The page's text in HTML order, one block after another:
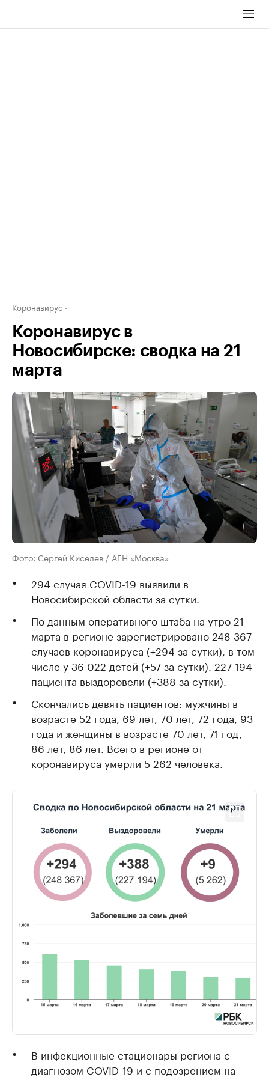
Коронавирус
Коронавирус в
Новосибирске: сводка на 21
марта
Фото: Cергей Киселев / АГН «Москва»
294 случая COVID-19 выявили в
Новосибирской области за сутки.
По данным оперативного штаба на утро 21
марта в регионе зарегистрировано 248 367
случаев коронавируса (+294 за сутки), в том
числе у 36 022 детей (+57 за сутки). 227 194
пациента выздоровели (+388 за сутки).
Скончались девять пациентов: мужчины в
возрасте 52 года, 69 лет, 70 лет, 72 года, 93
года и женщины в возрасте 70 лет, 71 год,
86 лет, 86 лет. Всего в регионе от
коронавируса умерли 5 262 человека.
В инфекционные стационары региона с
диагнозом COVID-19 и с подозрением на